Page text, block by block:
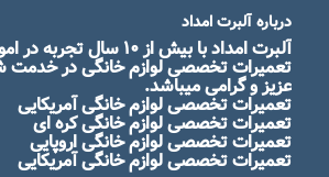
درباره آلبرت امداد
آلبرت امداد با بیش از ۱۰ سال
تعمیرات تخصصی لوازم خانگی در خدمت
عزیز و گرامی میباشد.
تعمیرات تخصصی لوازم خانگی آمریکایی
تعمیرات تخصصی لوازم خانگی کره ای
تعمیرات تخصصی لوازم خانگی اروپایی
تعمیرات تخصصی لوازم خانگی آمریکایی